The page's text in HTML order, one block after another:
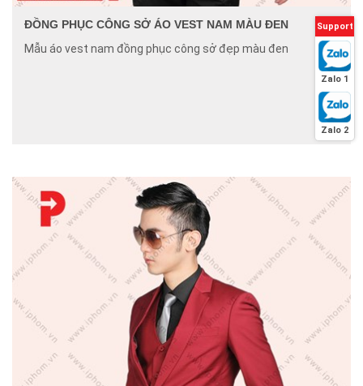
ĐỒNG PHỤC CÔNG SỞ ÁO VEST NAM MÀU ĐEN
Mẫu áo vest nam đồng phục công sở đẹp màu đen
Support
Zalo 1
Zalo 2